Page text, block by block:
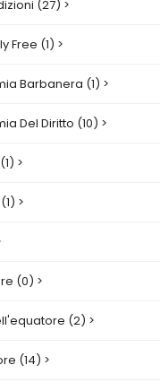
(27) >
Free (1) >
Barbanera (1) >
Del Diritto (10) >
>
>
(0) >
(2) >
(14) >